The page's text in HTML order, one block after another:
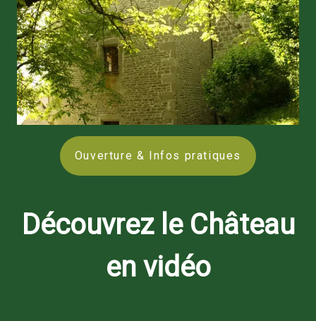
Ouverture & Infos pratiques
Découvrez le Château
en vidéo